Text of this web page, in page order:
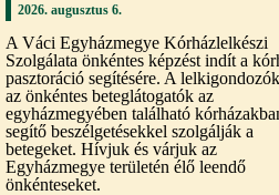
2026. augusztus 6.
A Váci Egyházmegye Kórházlelkészi
Szolgálata önkéntes képzést indít a
pasztoráció segítésére. A
az önkéntes beteglátogatók az
egyházmegyében található
segítő beszélgetésekkel szolgálják a
betegeket. Hívjuk és várjuk az
Egyházmegye területén élő leendő
önkénteseket.